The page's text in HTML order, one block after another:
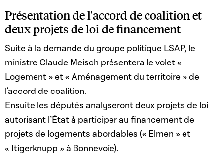
Présentation de l'accord de coalition et
deux projets de loi de financement
Suite à la demande du groupe politique LSAP, le
ministre Claude Meisch présentera le volet «
Logement » et « Aménagement du territoire » de
l'accord de coalition.
Ensuite les députés analyseront deux projets de loi
autorisant l’État à participer au financement de
projets de logements abordables (« Elmen » et
« Itigerknupp » à Bonnevoie).